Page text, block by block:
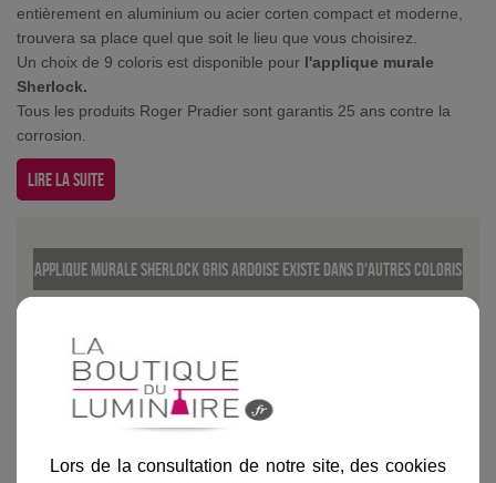
entièrement en aluminium ou acier corten compact et moderne,
trouvera sa place quel que soit le lieu que vous choisirez.
Un choix de 9 coloris est disponible pour l'applique murale
Sherlock.
Tous les produits Roger Pradier sont garantis 25 ans contre la
corrosion.
Lire la suite
Applique murale Sherlock Gris ardoise existe dans d'autres coloris
Gris
anthracite
Orange Vert pomme
Lors de la consultation de notre site, des cookies